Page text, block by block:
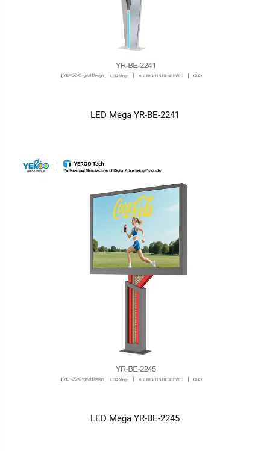
LED Mega YR-BE-2241
LED Mega YR-BE-2245